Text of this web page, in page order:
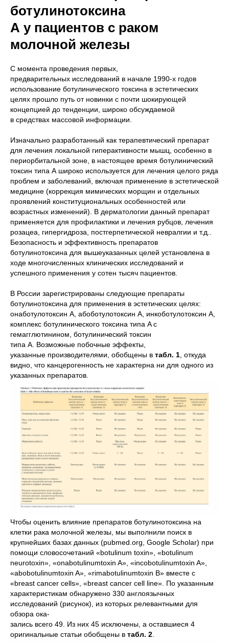
ботулинотоксина
A у пациентов с раком
молочной железы
С момента проведения первых,
предварительных исследований в начале 1990-х годов
использование ботулинического токсина в эстетических
целях прошло путь от новинки с почти шокирующей
концепцией до тенденции, широко обсуждаемой
в средствах массовой информации.
Изначально разработанный как терапевтический препарат
для лечения локальной гиперактивности мышц, особенно в
периорбитальной зоне, в настоящее время ботулинический
токсин типа А широко используется для лечения целого ряда
проблем и заболеваний, включая применение в эстетической
медицине (коррекция мимических морщин и отдельных
проявлений конституциональных особенностей или
возрастных изменений). В дерматологии данный препарат
применяется для профилактики и лечения рубцов, лечения
розацеа, гипергидроза, постгерпетической невралгии и т.д..
Безопасность и эффективность препаратов
ботулинотоксина для вышеуказанных целей установлена в
ходе многочисленных клинических исследований и
успешного применения у сотен тысяч пациентов.
В России зарегистрированы следующие препараты
ботулинотоксина для применения в эстетических целях:
онаботулотоксин А, абоботулотоксин А, инкоботулотоксин А,
комплекс ботулинического токсина типа A с
гемагглютинином, ботулинический токсин
типа A. Возможные побочные эффекты,
указанные производителями, обобщены в табл. 1 , откуда
видно, что канцерогенность не характерна ни для одного из
указанных препаратов.
Чтобы оценить влияние препаратов ботулинотоксина на
клетки рака молочной железы, мы выполнили поиск в
крупнейших базах данных (pubmed.org, Google Scholar) при
помощи словосочетаний «botulinum toxin», «botulinum
neurotoxin», «onabotulinumtoxin A», «incobotulinumtoxin A»,
«abobotulinumtoxin A», «rimabotulinumtoxin B» вместе с
«breast cancer cells», «breast cancer cell line». По указанным
характеристикам обнаружено 330 англоязычных
исследований (рисунок), из которых релевантными для
обзора ока-
зались всего 49. Из них 45 исключены, а оставшиеся 4
оригинальные статьи обобщены в табл. 2